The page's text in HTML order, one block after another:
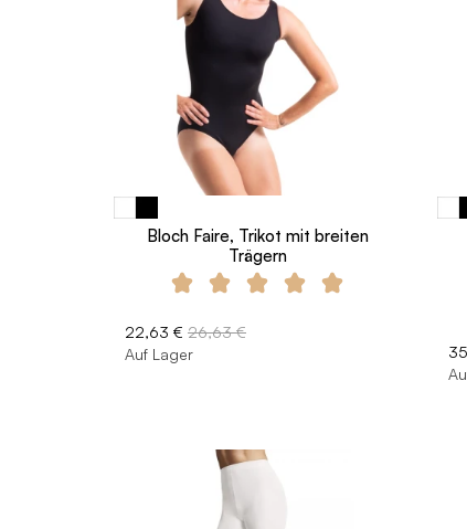
Bloch Faire, Trikot mit breiten
Trägern
22,63 € 26,63 €
Auf Lager